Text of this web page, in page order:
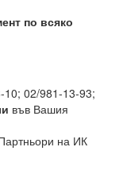
по всяко
02/981-13-93;
във Вашия
на ИК